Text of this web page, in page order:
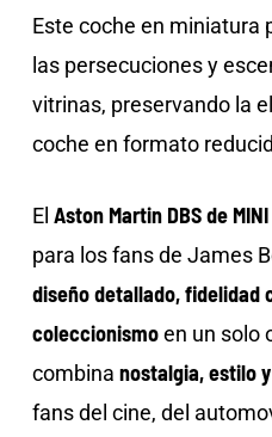
Este coche en miniatura
las persecuciones y
vitrinas, preservando la
coche en formato
El Aston Martin DBS de MINI
para los fans de James
diseño detallado, fidelidad
coleccionismoen un solo
combina nostalgia, estilo
fans del cine, del